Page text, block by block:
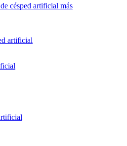
césped artificial más
artificial